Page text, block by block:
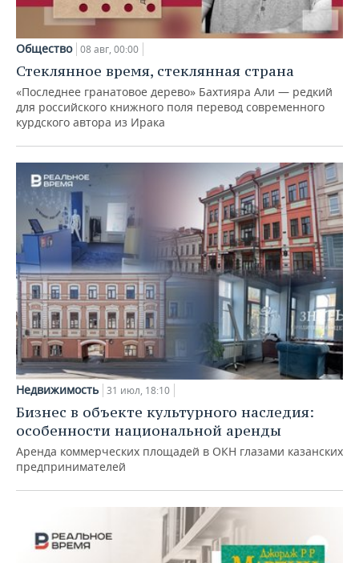
Общество 08 авг, 00:00
Стеклянное время, стеклянная страна
«Последнее гранатовое дерево» Бахтияра Али — редкий
для российского книжного поля перевод современного
курдского автора из Ирака
Недвижимость 31 июл, 18:10
Бизнес в объекте культурного наследия:
особенности национальной аренды
Аренда коммерческих площадей в ОКН глазами казанских
предпринимателей